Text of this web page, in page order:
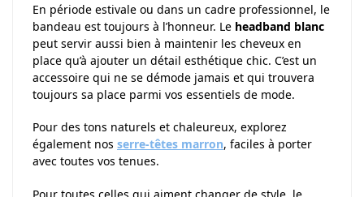
En période estivale ou dans un cadre professionnel, le
bandeau est toujours à l’honneur. Le headband blanc
peut servir aussi bien à maintenir les cheveux en
place qu’à ajouter un détail esthétique chic. C’est un
accessoire qui ne se démode jamais et qui trouvera
toujours sa place parmi vos essentiels de mode.
Pour des tons naturels et chaleureux, explorez
également nos serre-têtes marron, faciles à porter
avec toutes vos tenues.
Pour toutes celles qui aiment changer de style, le